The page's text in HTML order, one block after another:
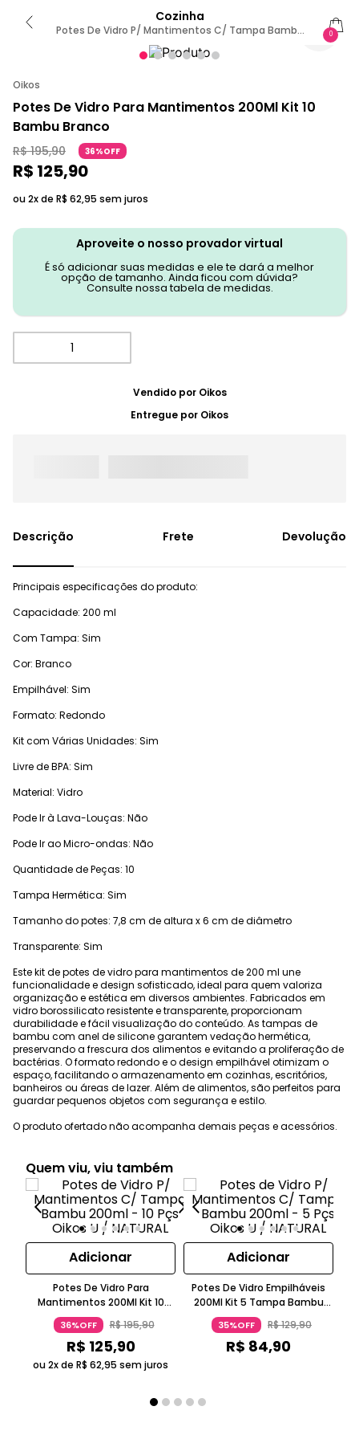
Cozinha
Potes De Vidro P/ Mantimentos C/ Tampa Bambu
200ml - 10 Pçs Oikos U / NATURAL
0
Oikos
Potes De Vidro Para Mantimentos 200Ml Kit 10
Bambu Branco
R$ 195,90 36%OFF
R$ 125,90
ou 2x de R$ 62,95 sem juros
Aproveite o nosso provador virtual
É só adicionar suas medidas e ele te dará a melhor
opção de tamanho. Ainda ficou com dúvida?
Consulte nossa tabela de medidas.
Vendido por Oikos
Entregue por Oikos
Frete Devolução
Principais especificações do produto:
Capacidade: 200 ml
Com Tampa: Sim
Cor: Branco
Empilhável: Sim
Formato: Redondo
Kit com Várias Unidades: Sim
Livre de BPA: Sim
Material: Vidro
Pode Ir à Lava-Louças: Não
Pode Ir ao Micro-ondas: Não
Quantidade de Peças: 10
Tampa Hermética: Sim
Tamanho do potes: 7,8 cm de altura x 6 cm de diâmetro
Transparente: Sim
Este kit de potes de vidro para mantimentos de 200 ml une
funcionalidade e design sofisticado, ideal para quem valoriza
organização e estética em diversos ambientes. Fabricados em
vidro borossilicato resistente e transparente, proporcionam
durabilidade e fácil visualização do conteúdo. As tampas de
bambu com anel de silicone garantem vedação hermética,
preservando a frescura dos alimentos e evitando a proliferação de
bactérias. O formato redondo e o design empilhável otimizam o
espaço, facilitando o armazenamento em cozinhas, escritórios,
banheiros ou áreas de lazer. Além de alimentos, são perfeitos para
guardar pequenos objetos com segurança e estilo.
O produto ofertado não acompanha demais peças e acessórios.
Quem viu, viu também
Adicionar
Potes De Vidro Para
Mantimentos 200Ml Kit 10
Bambu Branco
36%OFF R$195,90
R$ 125,90
ou 2x de R$ 62,95 sem juros
Adicionar
Potes De Vidro Empilháveis
200Ml Kit 5 Tampa Bambu
Borossilicato Bege Oikos
35%OFF R$129,90
R$ 84,90